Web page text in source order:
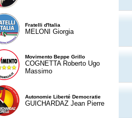
Fratelli d'Italia
MELONI Giorgia
Movimento Beppe Grillo
COGNETTA Roberto Ugo
Massimo
Autonomie Liberté Democratie
GUICHARDAZ Jean Pierre